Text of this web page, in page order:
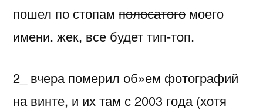
пошел по стопам полосатого моего
имени. жек, все будет тип-топ.
2_ вчера померил об»ем фотографий
на винте, и их там с 2003 года (хотя